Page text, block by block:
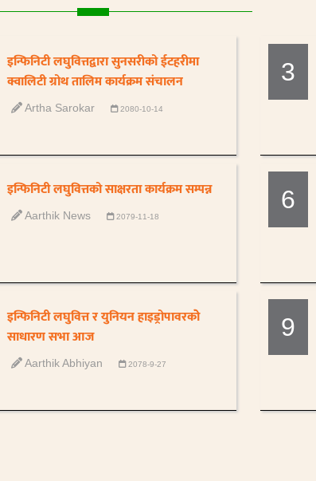
इन्फिनिटी लघुवित्तद्वारा सुनसरीको ईटहरीमा
क्वालिटी ग्रोथ तालिम कार्यक्रम संचालन
Artha Sarokar 2080-10-14
3
इन्फिनिटी लघुवित्तको साक्षरता कार्यक्रम सम्पन्न
Aarthik News 2079-11-18
6
इन्फिनिटी लघुवित्त र युनियन हाइड्रोपावरकोे
साधारण सभा आज
Aarthik Abhiyan 2078-9-27
9